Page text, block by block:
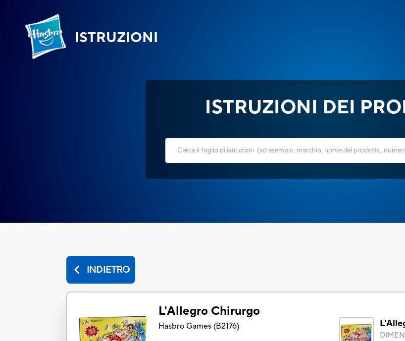
ISTRUZIONI
ISTRUZIONI DEI
INDIETRO
L'Allegro Chirurgo
Hasbro Games (B2176)